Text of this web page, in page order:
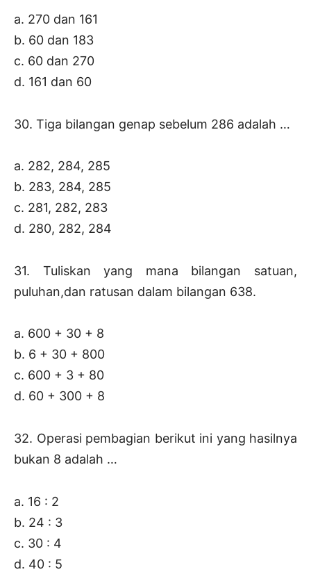
a. 270 dan 161
b. 60 dan 183
c. 60 dan 270
d. 161 dan 60
30. Tiga bilangan genap sebelum 286 adalah …
a. 282, 284, 285
b. 283, 284, 285
c. 281, 282, 283
d. 280, 282, 284
31. Tuliskan yang mana bilangan satuan,
puluhan,dan ratusan dalam bilangan 638.
a. 600 + 30 + 8
b. 6 + 30 + 800
c. 600 + 3 + 80
d. 60 + 300 + 8
32. Operasi pembagian berikut ini yang hasilnya
bukan 8 adalah …
a. 16 : 2
b. 24 : 3
c. 30 : 4
d. 40 : 5